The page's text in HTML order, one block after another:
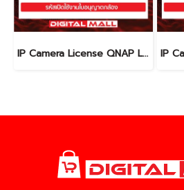
IP Camera License QNAP LIC-SW-SURVEILLANCE-4CH-IE ใบอนุญาตกล้อง ( License)